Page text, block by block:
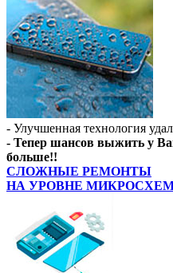
- Улучшенная технология
- Тепер шансов выжить у
больше!!
СЛОЖНЫЕ РЕМОНТЫ
НА УРОВНЕ